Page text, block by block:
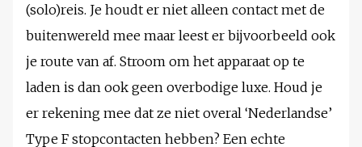
(solo)reis. Je houdt er niet alleen contact met de
buitenwereld mee maar leest er bijvoorbeeld ook
je route van af. Stroom om het apparaat op te
laden is dan ook geen overbodige luxe. Houd je
er rekening mee dat ze niet overal ‘Nederlandse’
Type F stopcontacten hebben? Een echte